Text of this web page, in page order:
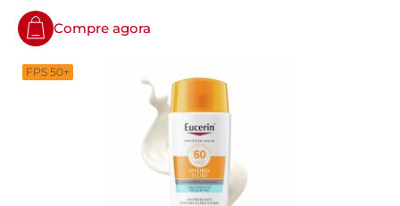
Compre agora
FPS 50+